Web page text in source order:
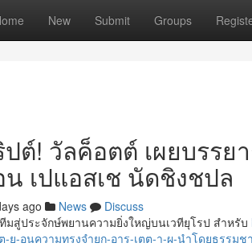
New Submit Groups
ต์! วัลค็อตต์ เผยบรร
เปแอสเช นัดชิงชปล
ago News
Discuss
มสู่ประจักษ์พยานความยิ่งใหญ่บนเวทียุโรป สำหรับ
-อนความทรงจำยก-อาร-เตต-า-ผ-นำโดยธรรมช